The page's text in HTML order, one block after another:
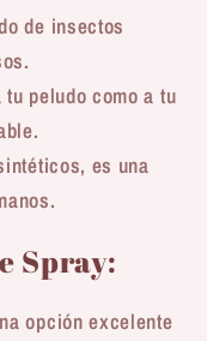
de insectos
peludo como a tu
es una
Spray:
opción excelente